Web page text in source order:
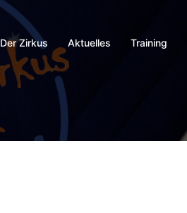
Der Zirkus Aktuelles Training